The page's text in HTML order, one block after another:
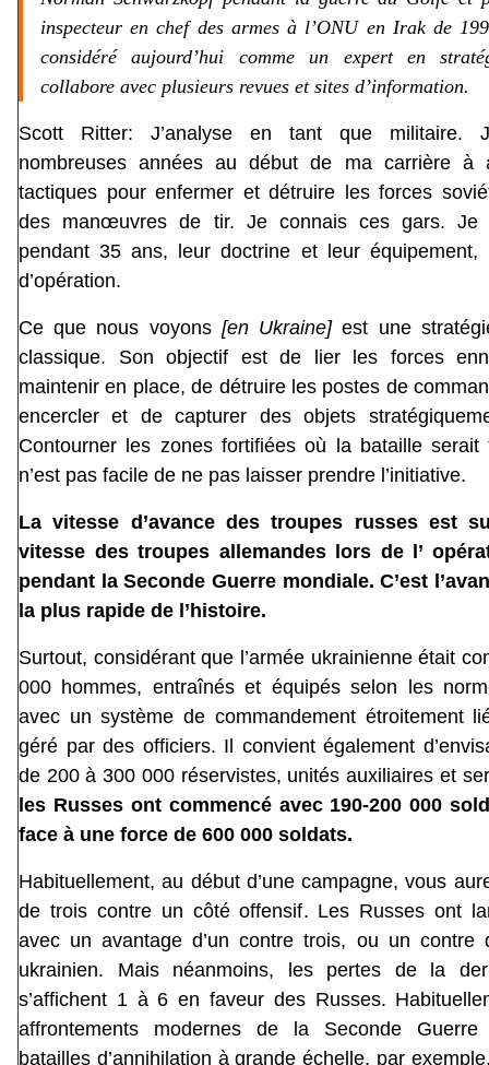
inspecteur en chef des armes à l’ONU en Irak de
considéré aujourd’hui comme un expert en
collabore avec plusieurs revues et sites d’information.
Scott Ritter: J’analyse en tant que militaire.
nombreuses années au début de ma carrière à
tactiques pour enfermer et détruire les forces
des manœuvres de tir. Je connais ces gars. Je
pendant 35 ans, leur doctrine et leur équipement,
d’opération.
Ce que nous voyons [en Ukraine] est une
classique. Son objectif est de lier les forces
maintenir en place, de détruire les postes de
encercler et de capturer des objets
Contourner les zones fortifiées où la bataille serait
n’est pas facile de ne pas laisser prendre l’initiative.
La vitesse d’avance des troupes russes est
vitesse des troupes allemandes lors de l’
pendant la Seconde Guerre mondiale. C’est
la plus rapide de l’histoire.
Surtout, considérant que l’armée ukrainienne était
000 hommes, entraînés et équipés selon les
avec un système de commandement étroitement
géré par des officiers. Il convient également
de 200 à 300 000 réservistes, unités auxiliaires et
les Russes ont commencé avec 190-200 000
face à une force de 600 000 soldats.
Habituellement, au début d’une campagne, vous
de trois contre un côté offensif. Les Russes ont
avec un avantage d’un contre trois, ou un contre
ukrainien. Mais néanmoins, les pertes de la
s’affichent 1 à 6 en faveur des Russes.
affrontements modernes de la Seconde Guerre
batailles d’annihilation à grande échelle, par